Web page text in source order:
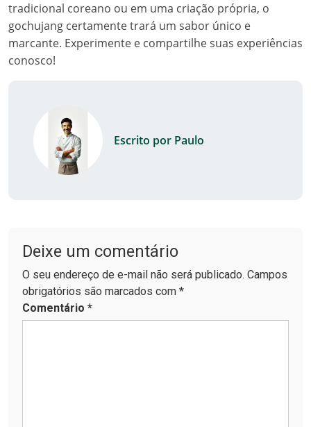
tradicional coreano ou em uma criação própria, o
gochujang certamente trará um sabor único e
marcante. Experimente e compartilhe suas experiências
conosco!
Escrito por Paulo
Deixe um comentário
O seu endereço de e-mail não será publicado. Campos
obrigatórios são marcados com *
Comentário *